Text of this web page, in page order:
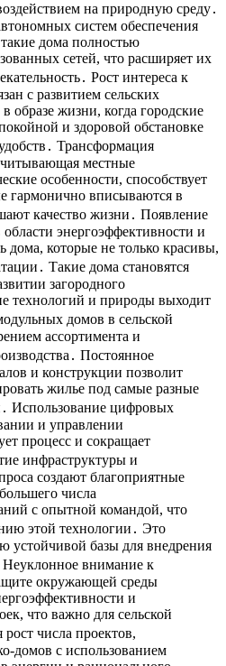
на природную среду․
систем обеспечения
дома полностью
сетей, что расширяет их
Рост интереса к
с развитием сельских
образе жизни, когда городские
и здоровой обстановке
Трансформация
местные
особенности, способствует
гармонично вписываются в
качество жизни․ Появление
энергоэффективности и
дома, которые не только красивы,
Такие дома становятся
загородного
технологий и природы выходит
домов в сельской
ассортимента и
Постоянное
и конструкции позволит
жилье под самые разные
Использование цифровых
и управлении
процесс и сокращает
инфраструктуры и
создают благоприятные
числа
с опытной командой, что
этой технологии․ Это
устойчивой базы для внедрения
внимание к
окружающей среды
и
что важно для сельской
числа проектов,
домов с использованием